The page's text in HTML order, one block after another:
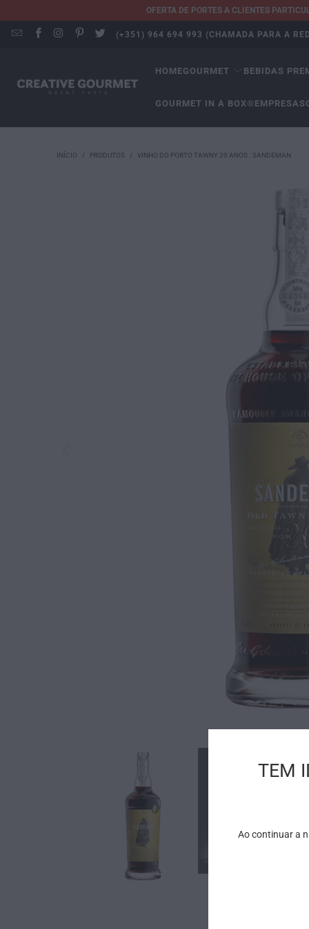
OFERTA DE PORTES A CLIENTES
(+351) 964 694 993 (CHAMADA PARA A
HOMEGOURMET BEBIDAS
GOURMET IN A BOX®EMPRESAS
INÍCIO / PRODUTOS / VINHO DO PORTO TAWNY 20 ANOS . SANDEMAN
TEM
Ao continuar a